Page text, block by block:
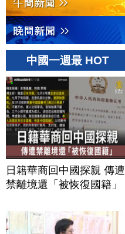
中國一週最 HOT
日籍華商回中國探親 傳遭
禁離境還「被恢復國籍」